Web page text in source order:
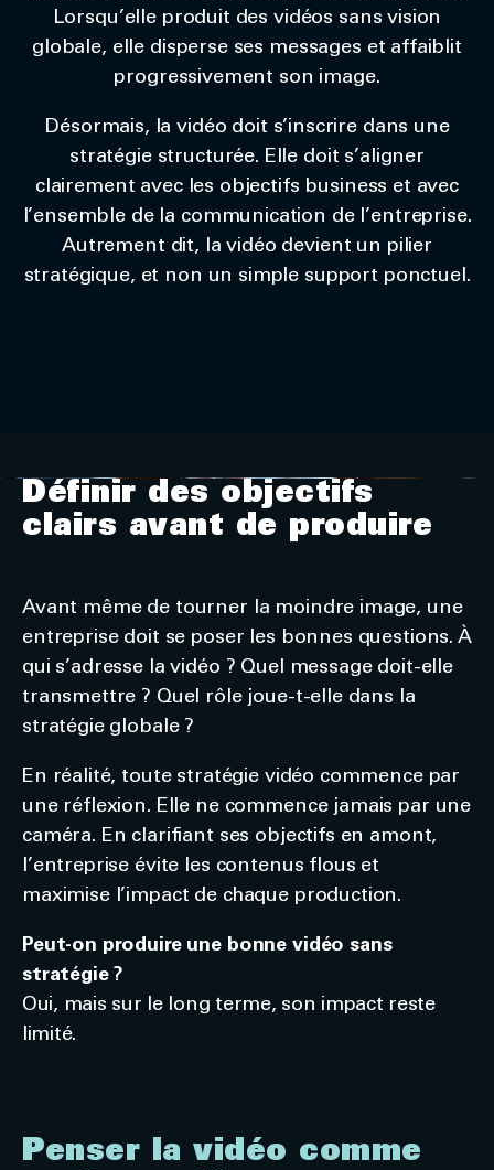
Lorsqu’elle produit des vidéos sans vision
globale, elle disperse ses messages et affaiblit
progressivement son image.
Désormais, la vidéo doit s’inscrire dans une
stratégie structurée. Elle doit s’aligner
clairement avec les objectifs business et avec
l’ensemble de la communication de l’entreprise.
Autrement dit, la vidéo devient un pilier
stratégique, et non un simple support ponctuel.
Définir des objectifs
clairs avant de produire
Avant même de tourner la moindre image, une
entreprise doit se poser les bonnes questions. À
qui s’adresse la vidéo ? Quel message doit-elle
transmettre ? Quel rôle joue-t-elle dans la
stratégie globale ?
En réalité, toute stratégie vidéo commence par
une réflexion. Elle ne commence jamais par une
caméra. En clarifiant ses objectifs en amont,
l’entreprise évite les contenus flous et
maximise l’impact de chaque production.
Peut-on produire une bonne vidéo sans
stratégie ?
Oui, mais sur le long terme, son impact reste
limité.
Penser la vidéo comme